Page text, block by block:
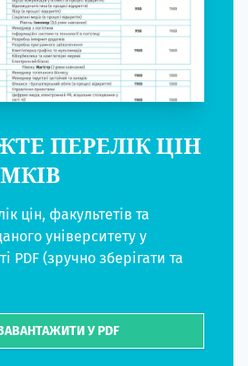
ПЕРЕЛІК ЦІН
цін, факультетів та
університету у
PDF (зручно зберігати та
У PDF